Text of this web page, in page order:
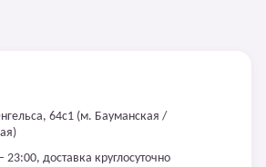
64с1 (м. Бауманская /
23:00, доставка круглосуточно